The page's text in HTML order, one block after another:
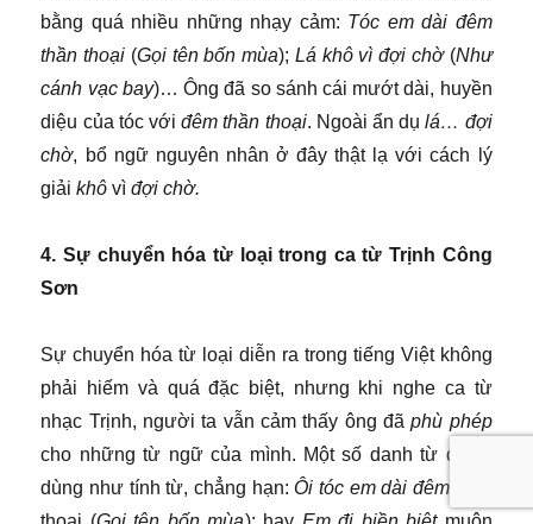
bằng quá nhiều những nhạy cảm: Tóc em dài đêm
thần thoại (Gọi tên bốn mùa); Lá khô vì đợi chờ(Như
cánh vạc bay)… Ông đã so sánh cái mướt dài, huyền
diệu của tóc vớiđêm thần thoại. Ngoài ẩn dụlá… đợi
chờ, bổ ngữ nguyên nhân ở đây thật lạ với cách lý
giảikhô vìđợi chờ.
4. Sự chuyển hóa từ loại trong ca từ Trịnh Công
Sơn
Sự chuyển hóa từ loại diễn ra trong tiếng Việt không
phải hiếm và quá đặc biệt, nhưng khi nghe ca từ
nhạc Trịnh, người ta vẫn cảm thấy ông đãphù phép
cho những từ ngữ của mình. Một số danh từ được
dùng như tính từ, chẳng hạn: Ôi tóc em dài đêmthần